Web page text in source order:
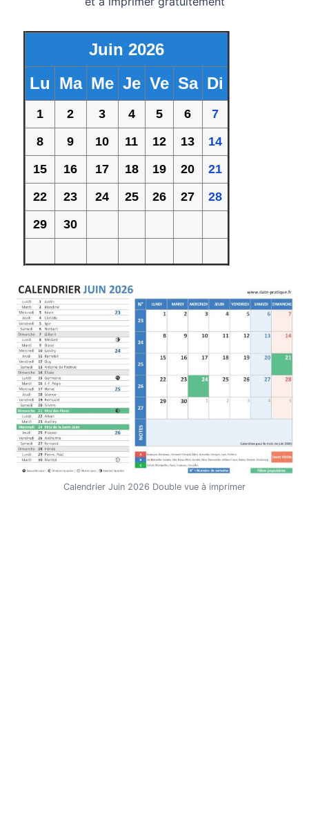
Juin 2026
Lu Ma Me Je Ve Sa Di
1 2 3 4 5 6
7
8
9 10 11 12 13
14
15
16 17 18 19 20
21
22
23 24 25 26 27
28
29
30
Calendrier Juin 2026 Double vue à imprimer